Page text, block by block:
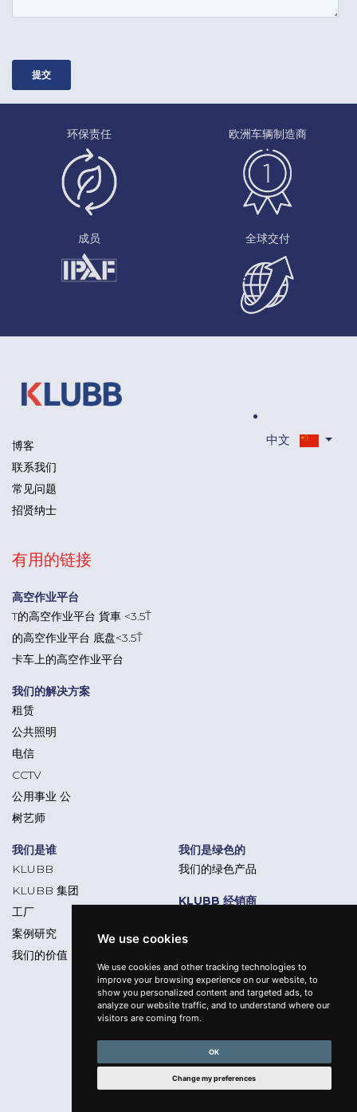
We use cookies
We use cookies and other tracking technologies to
improve your browsing experience on our website, to
show you personalized content and targeted ads, to
analyze our website traffic, and to understand where our
visitors are coming from.
OK
Change my preferences
环保责任 欧洲车辆制造商
成员 全球交付
博客
联系我们
常见问题
招贤纳士
中文
有用的链接
高空作业平台
T的高空作业平台 貨車 <3.5Ť
的高空作业平台 底盘<3.5Ť
卡车上的高空作业平台
我们的解决方案
租赁
公共照明
电信
CCTV
公用事业 公
树艺师
我们是谁
KLUBB
KLUBB 集团
工厂
案例研究
我们的价值
我们是绿色的
我们的绿色产品
KLUBB 经销商
经销商平台
关注我们
2021 Klubb - 版权所有 - 法律声明